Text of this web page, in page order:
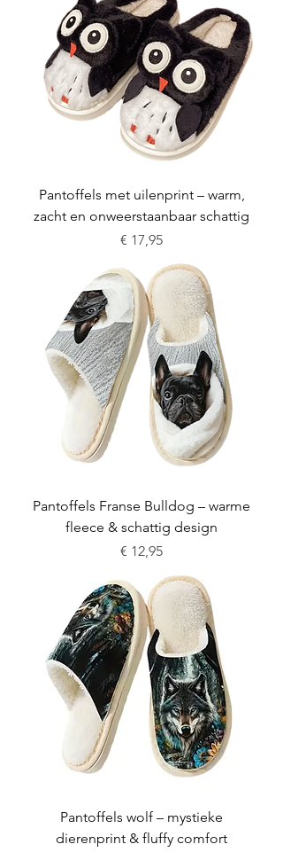
Pantoffels met uilenprint – warm,
zacht en onweerstaanbaar schattig
Prijs
€ 17,95
Pantoffels Franse Bulldog – warme
fleece & schattig design
Prijs
€ 12,95
Pantoffels wolf – mystieke
dierenprint & fluffy comfort